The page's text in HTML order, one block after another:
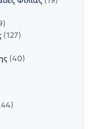
(127)
(40)